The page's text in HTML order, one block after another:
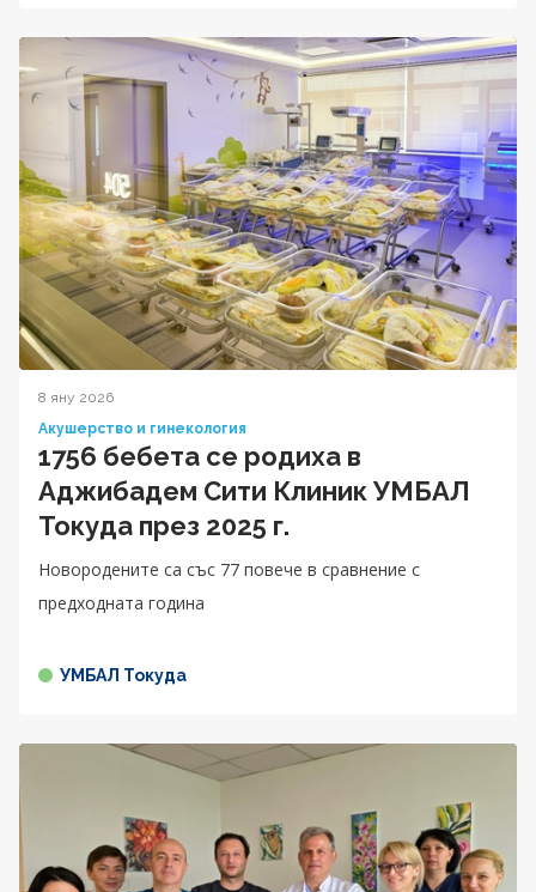
8 яну 2026
Акушерство и гинекология
1756 бебета се родиха в
Аджибадем Сити Клиник УМБАЛ
Токуда през 2025 г.
Новородените са със 77 повече в сравнение с
предходната година
УМБАЛ Токуда